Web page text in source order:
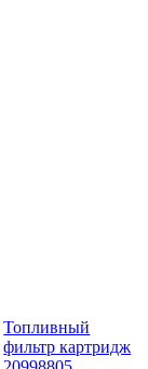
Топливный
фильтр картридж